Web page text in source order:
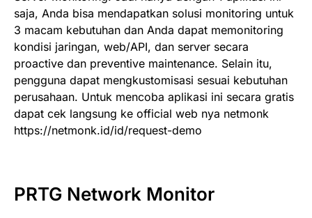
saja, Anda bisa mendapatkan solusi monitoring untuk
3 macam kebutuhan dan Anda dapat memonitoring
kondisi jaringan, web/API, dan server secara
proactive dan preventive maintenance. Selain itu,
pengguna dapat mengkustomisasi sesuai kebutuhan
perusahaan. Untuk mencoba aplikasi ini secara gratis
dapat cek langsung ke official web nya netmonk
https://netmonk.id/id/request-demo
PRTG Network Monitor